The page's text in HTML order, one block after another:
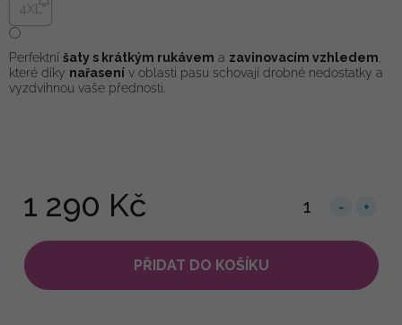
1 290 Kč
PŘIDAT DO KOŠÍKU
4XL
Perfektní šaty s krátkým rukávem a zavinovacím vzhledem
které díky nařasení v oblasti pasu schovají drobné nedostatky a
vyzdvihnou vaše přednosti.